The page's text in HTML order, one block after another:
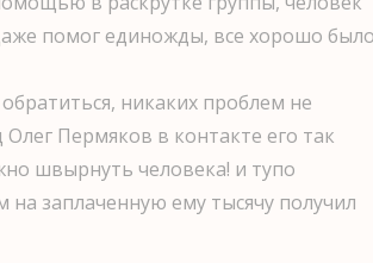
помог единожды, все хорошо было
никаких проблем не
Пермяков в контакте его так
швырнуть человека! и тупо
заплаченную ему тысячу получил